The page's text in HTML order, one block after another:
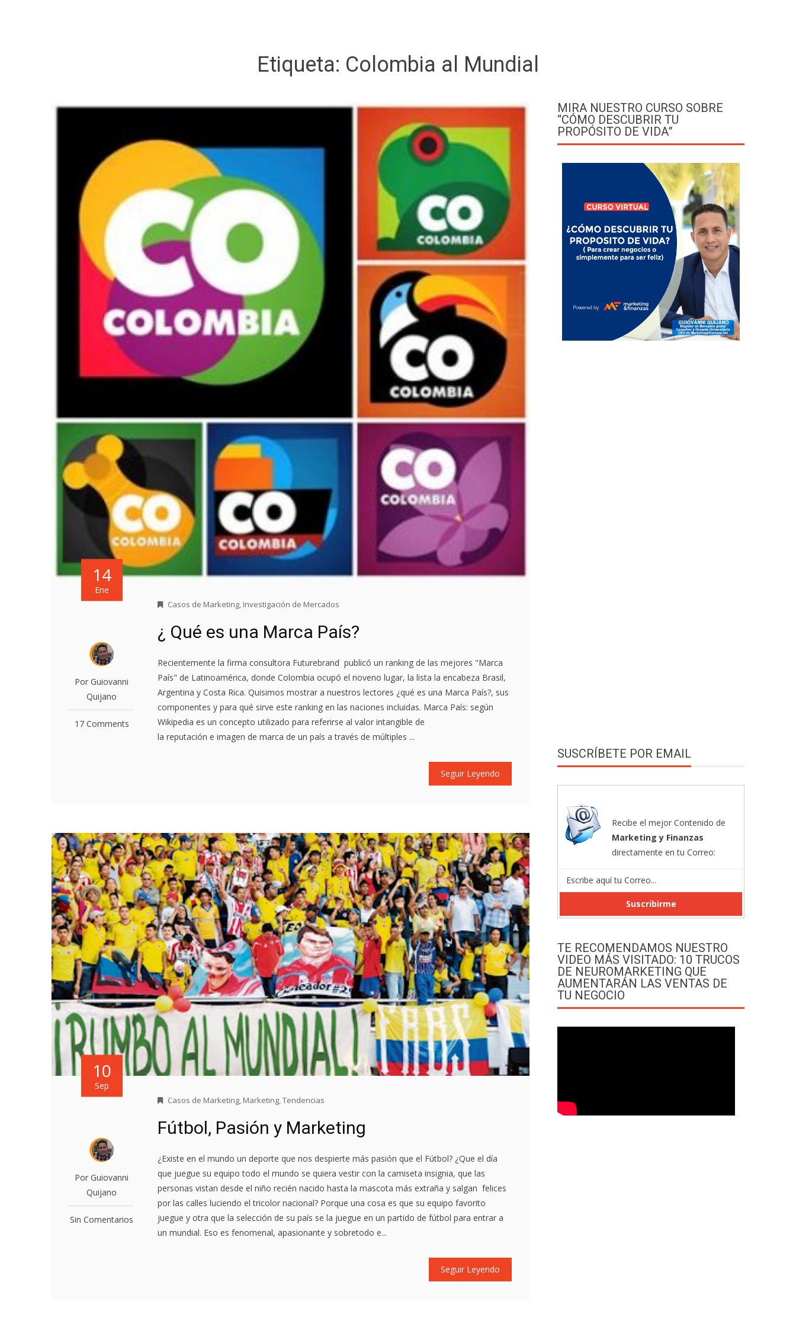
Etiqueta: Colombia al Mundial
14
Ene
Por Guiovanni
Quijano
17 Comments
Casos de Marketing, Investigación de Mercados
¿ Qué es una Marca País?
Recientemente la firma consultora Futurebrand publicó un ranking de las mejores "Marca
País" de Latinoamérica, donde Colombia ocupó el noveno lugar, la lista la encabeza Brasil,
Argentina y Costa Rica. Quisimos mostrar a nuestros lectores ¿qué es una Marca País?, sus
componentes y para qué sirve este ranking en las naciones incluidas. Marca País: según
Wikipedia es un concepto utilizado para referirse al valor intangible de
la reputación e imagen de marca de un país a través de múltiples ...
Seguir Leyendo
10
Sep
Por Guiovanni
Quijano
Sin Comentarios
Casos de Marketing, Marketing,Tendencias
Fútbol, Pasión y Marketing
¿Existe en el mundo un deporte que nos despierte más pasión que el Fútbol? ¿Que el día
que juegue su equipo todo el mundo se quiera vestir con la camiseta insignia, que las
personas vistan desde el niño recién nacido hasta la mascota más extraña y salgan felices
por las calles luciendo el tricolor nacional? Porque una cosa es que su equipo favorito
juegue y otra que la selección de su país se la juegue en un partido de fútbol para entrar a
un mundial. Eso es fenomenal, apasionante y sobretodo e...
Seguir Leyendo
MIRA NUESTRO CURSO SOBRE
“CÓMO DESCUBRIR TU
PROPÓSITO DE VIDA”
SUSCRÍBETE POR EMAIL
Recibe el mejor Contenido de
Marketing y Finanzas
directamente en tu Correo:
TE RECOMENDAMOS NUESTRO
VIDEO MÁS VISITADO: 10 TRUCOS
DE NEUROMARKETING QUE
AUMENTARÁN LAS VENTAS DE
TU NEGOCIO